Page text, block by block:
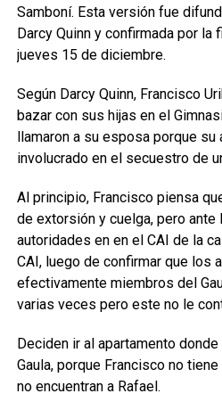
Samboní. Esta versión fue
Darcy Quinn y confirmada por
jueves 15 de diciembre.
Según Darcy Quinn, Francisco
bazar con sus hijas en el
llamaron a su esposa porque su
involucrado en el secuestro de
Al principio, Francisco piensa
de extorsión y cuelga, pero
autoridades en en el CAI de la
CAI, luego de confirmar que los
efectivamente miembros del
varias veces pero este no le
Deciden ir al apartamento
Gaula, porque Francisco no
no encuentran a Rafael.